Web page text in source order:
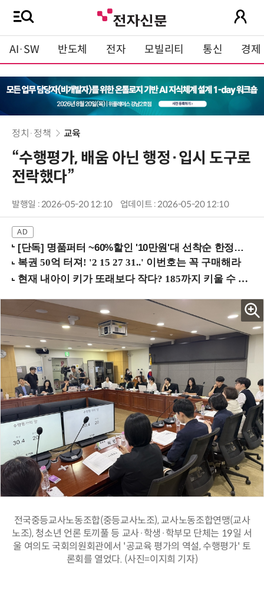
AI·SW 반도체 전자 모빌리티 통신 경제
정치·정책 교육
“수행평가, 배움 아닌 행정·입시 도구로
전락했다”
발행일 : 2026-05-20 12:10 업데이트 : 2026-05-20 12:10
[단독] 명품퍼터 ~60%할인 '10만원'대 선착순 한정판매!
전국중등교사노동조합(중등교사노조), 교사노동조합연맹(교사
노조), 청소년 언론 토끼풀 등 교사·학생·학부모 단체는 19일 서
울 여의도 국회의원회관에서 '공교육 평가의 역설, 수행평가' 토
론회를 열었다. (사진=이지희 기자)